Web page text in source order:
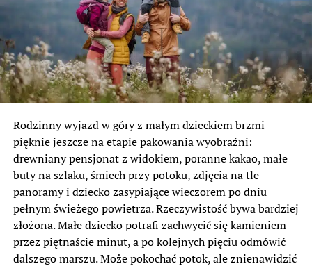
Rodzinny wyjazd w góry z małym dzieckiem brzmi
pięknie jeszcze na etapie pakowania wyobraźni:
drewniany pensjonat z widokiem, poranne kakao, małe
buty na szlaku, śmiech przy potoku, zdjęcia na tle
panoramy i dziecko zasypiające wieczorem po dniu
pełnym świeżego powietrza. Rzeczywistość bywa bardziej
złożona. Małe dziecko potrafi zachwycić się kamieniem
przez piętnaście minut, a po kolejnych pięciu odmówić
dalszego marszu. Może pokochać potok, ale znienawidzić